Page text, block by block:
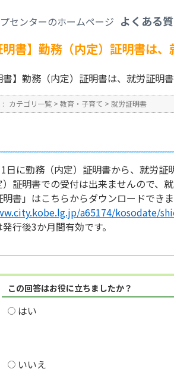
よくある
明書】勤務（内定）証明書は
書】勤務（内定）証明書は、就労証明
: カテゴリ一覧 > 教育・子育て > 就労証明書
日に勤務（内定）証明書から、就労
証明書での受付は出来ませんので、
明書」はこちらからダウンロードでき
a65174/kosodate/
行後3か月間有効です。
この回答はお役に立ちましたか？
はい
いいえ